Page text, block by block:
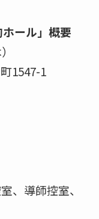
ール」概要
1547-1
、導師控室、